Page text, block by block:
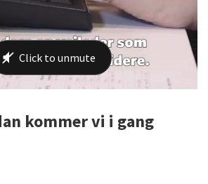
kommer vi i gang